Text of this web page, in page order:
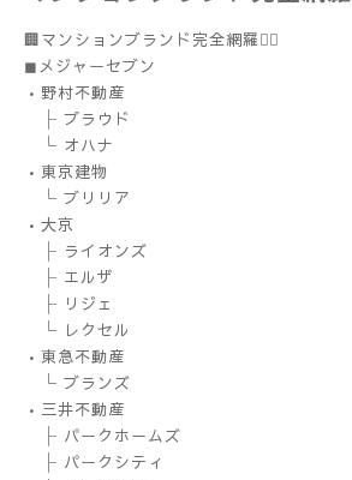
🏢マンションブランド完全網羅💁‍♀️
◼︎メジャーセブン
•野村不動産
├ プラウド
└ オハナ
•東京建物
└ ブリリア
•大京
├ ライオンズ
├ エルザ
├ リジェ
└ レクセル
•東急不動産
└ ブランズ
•三井不動産
├ パークホームズ
├ パークシティ